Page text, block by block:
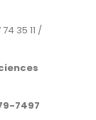
35 11 /
7497